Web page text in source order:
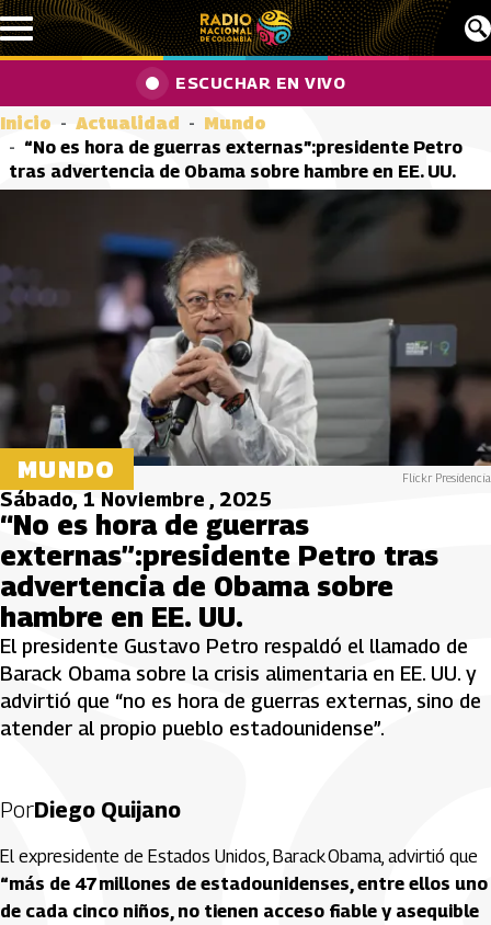
Pasar al contenido principal
ESCUCHAR EN VIVO
Inicio Actualidad
Mundo
“No es hora de guerras externas”:presidente Petro
tras advertencia de Obama sobre hambre en EE. UU.
MUNDO Flickr Presidencia
Sábado, 1 Noviembre , 2025
“No es hora de guerras
externas”:presidente Petro tras
advertencia de Obama sobre
hambre en EE. UU.
El presidente Gustavo Petro respaldó el llamado de
Barack Obama sobre la crisis alimentaria en EE. UU. y
advirtió que “no es hora de guerras externas, sino de
atender al propio pueblo estadounidense”.
PorDiego Quijano
El expresidente de Estados Unidos, Barack Obama, advirtió que
“más de 47 millones de estadounidenses, entre ellos uno
de cada cinco niños, no tienen acceso fiable y asequible